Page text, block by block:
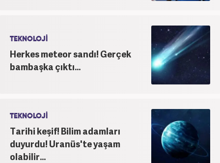
TEKNOLOJİ
Herkes meteor sandı! Gerçek
bambaşka çıktı...
TEKNOLOJİ
Tarihi keşif! Bilim adamları
duyurdu! Uranüs'te yaşam
olabilir...